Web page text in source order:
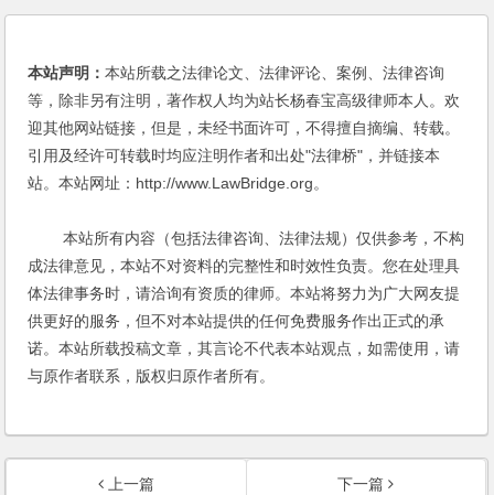
本站声明：本站所载之法律论文、法律评论、案例、法律咨询
等，除非另有注明，著作权人均为站长杨春宝高级律师本人。欢
迎其他网站链接，但是，未经书面许可，不得擅自摘编、转载。
引用及经许可转载时均应注明作者和出处"法律桥"，并链接本
站。本站网址：http://www.LawBridge.org。
本站所有内容（包括法律咨询、法律法规）仅供参考，不构
成法律意见，本站不对资料的完整性和时效性负责。您在处理具
体法律事务时，请洽询有资质的律师。本站将努力为广大网友提
供更好的服务，但不对本站提供的任何免费服务作出正式的承
诺。本站所载投稿文章，其言论不代表本站观点，如需使用，请
与原作者联系，版权归原作者所有。
上一篇
下一篇